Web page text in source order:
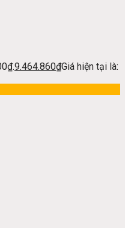
9.464.860₫Giá hiện tại là: